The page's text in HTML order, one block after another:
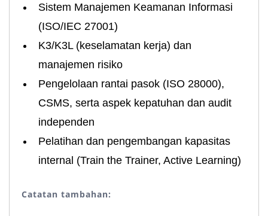
Sistem Manajemen Keamanan Informasi
(ISO/IEC 27001)
K3/K3L (keselamatan kerja) dan
manajemen risiko
Pengelolaan rantai pasok (ISO 28000),
CSMS, serta aspek kepatuhan dan audit
independen
Pelatihan dan pengembangan kapasitas
internal (Train the Trainer, Active Learning)
Catatan tambahan: